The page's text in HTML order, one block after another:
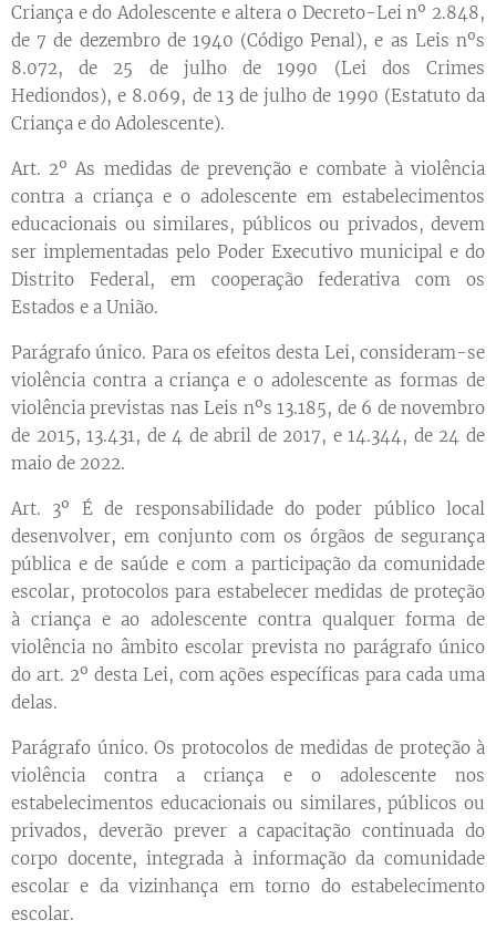
Criança e do Adolescente e altera o Decreto-Lei nº 2.848,
de 7 de dezembro de 1940 (Código Penal), e as Leis nºs
8.072, de 25 de julho de 1990 (Lei dos Crimes
Hediondos), e 8.069, de 13 de julho de 1990 (Estatuto da
Criança e do Adolescente).
Art. 2º As medidas de prevenção e combate à violência
contra a criança e o adolescente em estabelecimentos
educacionais ou similares, públicos ou privados, devem
ser implementadas pelo Poder Executivo municipal e do
Distrito Federal, em cooperação federativa com os
Estados e a União.
Parágrafo único. Para os efeitos desta Lei, consideram-se
violência contra a criança e o adolescente as formas de
violência previstas nas Leis nºs 13.185, de 6 de novembro
de 2015, 13.431, de 4 de abril de 2017, e 14.344, de 24 de
maio de 2022.
Art. 3º É de responsabilidade do poder público local
desenvolver, em conjunto com os órgãos de segurança
pública e de saúde e com a participação da comunidade
escolar, protocolos para estabelecer medidas de proteção
à criança e ao adolescente contra qualquer forma de
violência no âmbito escolar prevista no parágrafo único
do art. 2º desta Lei, com ações específicas para cada uma
delas.
Parágrafo único. Os protocolos de medidas de proteção à
violência contra a criança e o adolescente nos
estabelecimentos educacionais ou similares, públicos ou
privados, deverão prever a capacitação continuada do
corpo docente, integrada à informação da comunidade
escolar e da vizinhança em torno do estabelecimento
escolar.